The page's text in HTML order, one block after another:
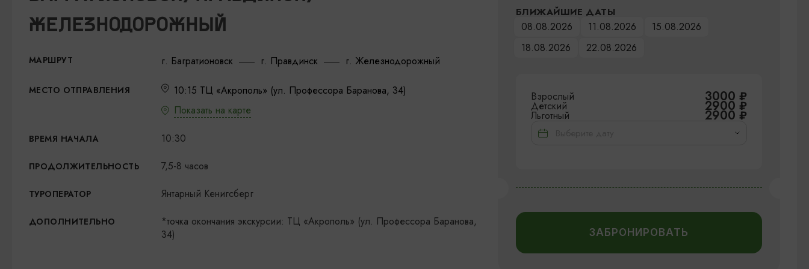
ЖЕЛЕЗНОДОРОЖНЫЙ
МАРШРУТ г. Багратионовск г. Правдинск г. Железнодорожный
МЕСТО ОТПРАВЛЕНИЯ
10:15 ТЦ «Акрополь» (ул. Профессора Баранова, 34)
Показать на карте
ВРЕМЯ НАЧАЛА 10:30
ПРОДОЛЖИТЕЛЬНОСТЬ 7,5-8 часов
ТУРОПЕРАТОР Янтарный Кенигсберг
ДОПОЛНИТЕЛЬНО
*точка окончания экскурсии: ТЦ «Акрополь» (ул. Профессора Баранова,
34)
БЛИЖАЙШИЕ ДАТЫ
08.08.2026 11.08.2026
15.08.2026
18.08.2026
22.08.2026
Взрослый 3000 ₽
Детский 2900 ₽
Льготный 2900 ₽
ЗАБРОНИРОВАТЬ